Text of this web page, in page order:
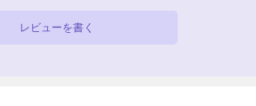
レビューを書く